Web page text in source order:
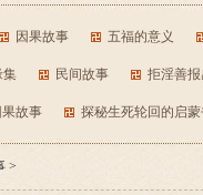
因果故事 五福的意义
集 民间故事 拒淫善
故事 探秘生死轮回的启蒙
>